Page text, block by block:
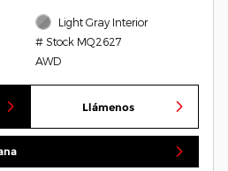
Light Gray Interior
# Stock MQ2627
AWD
Llámenos